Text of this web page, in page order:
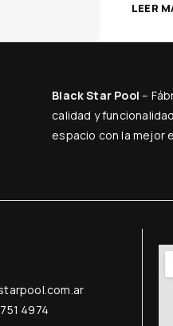
LEER
Black Star Pool –
calidad y
espacio con la mejor
4974